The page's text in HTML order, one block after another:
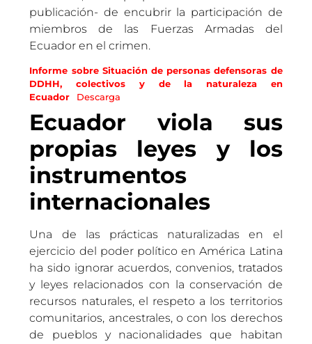
publicación- de encubrir la participación de
miembros de las Fuerzas Armadas del
Ecuador en el crimen.
Informe sobre Situación de personas defensoras de
DDHH, colectivos y de la naturaleza en
Ecuador
Descarga
Ecuador viola sus
propias leyes y los
instrumentos
internacionales
Una de las prácticas naturalizadas en el
ejercicio del poder político en América Latina
ha sido ignorar acuerdos, convenios, tratados
y leyes relacionados con la conservación de
recursos naturales, el respeto a los territorios
comunitarios, ancestrales, o con los derechos
de pueblos y nacionalidades que habitan